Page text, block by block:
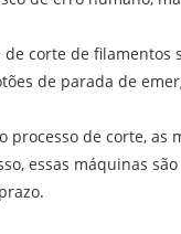
corte de
de parada de
processo de corte,
essas máquinas